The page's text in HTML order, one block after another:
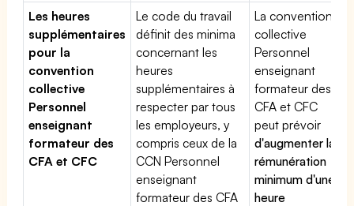
Les heures
supplémentaires
pour la
convention
collective
Personnel
enseignant
formateur des
CFA et CFC
Le code du travail
définit des minima
concernant les
heures
supplémentaires à
respecter par tous
les employeurs, y
compris ceux de la
CCN Personnel
enseignant
formateur des CFA
La convention
collective
Personnel
enseignant
formateur des
CFA et CFC
peut prévoir
d'augmenter la
rémunération
minimum d'une
heure